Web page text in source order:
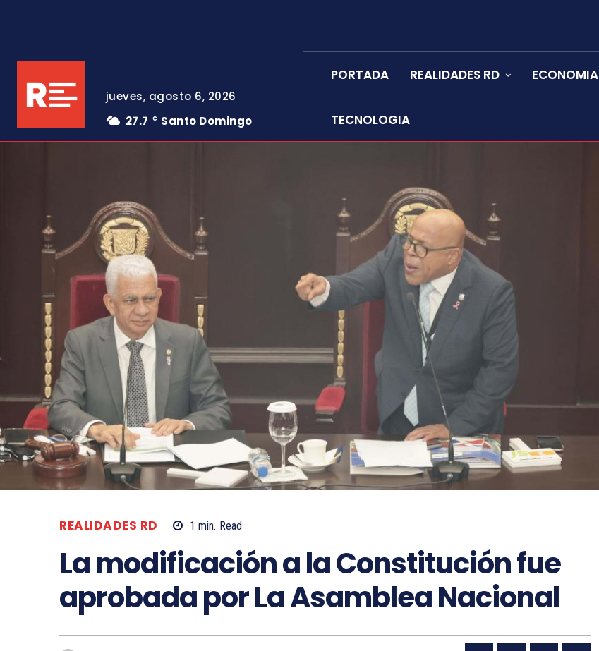
jueves, agosto 6, 2026
27.7
C Santo Domingo
PORTADA REALIDADES RD ECONOMIA
TECNOLOGIA
REALIDADES RD 1 min. Read
La modificación a la Constitución fue
aprobada por La Asamblea Nacional